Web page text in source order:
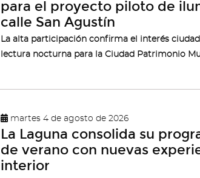
para el proyecto piloto de
calle San Agustín
La alta participación confirma el interés
lectura nocturna para la Ciudad Patrimonio
martes 4 de agosto de 2026
La Laguna consolida su
de verano con nuevas
interior